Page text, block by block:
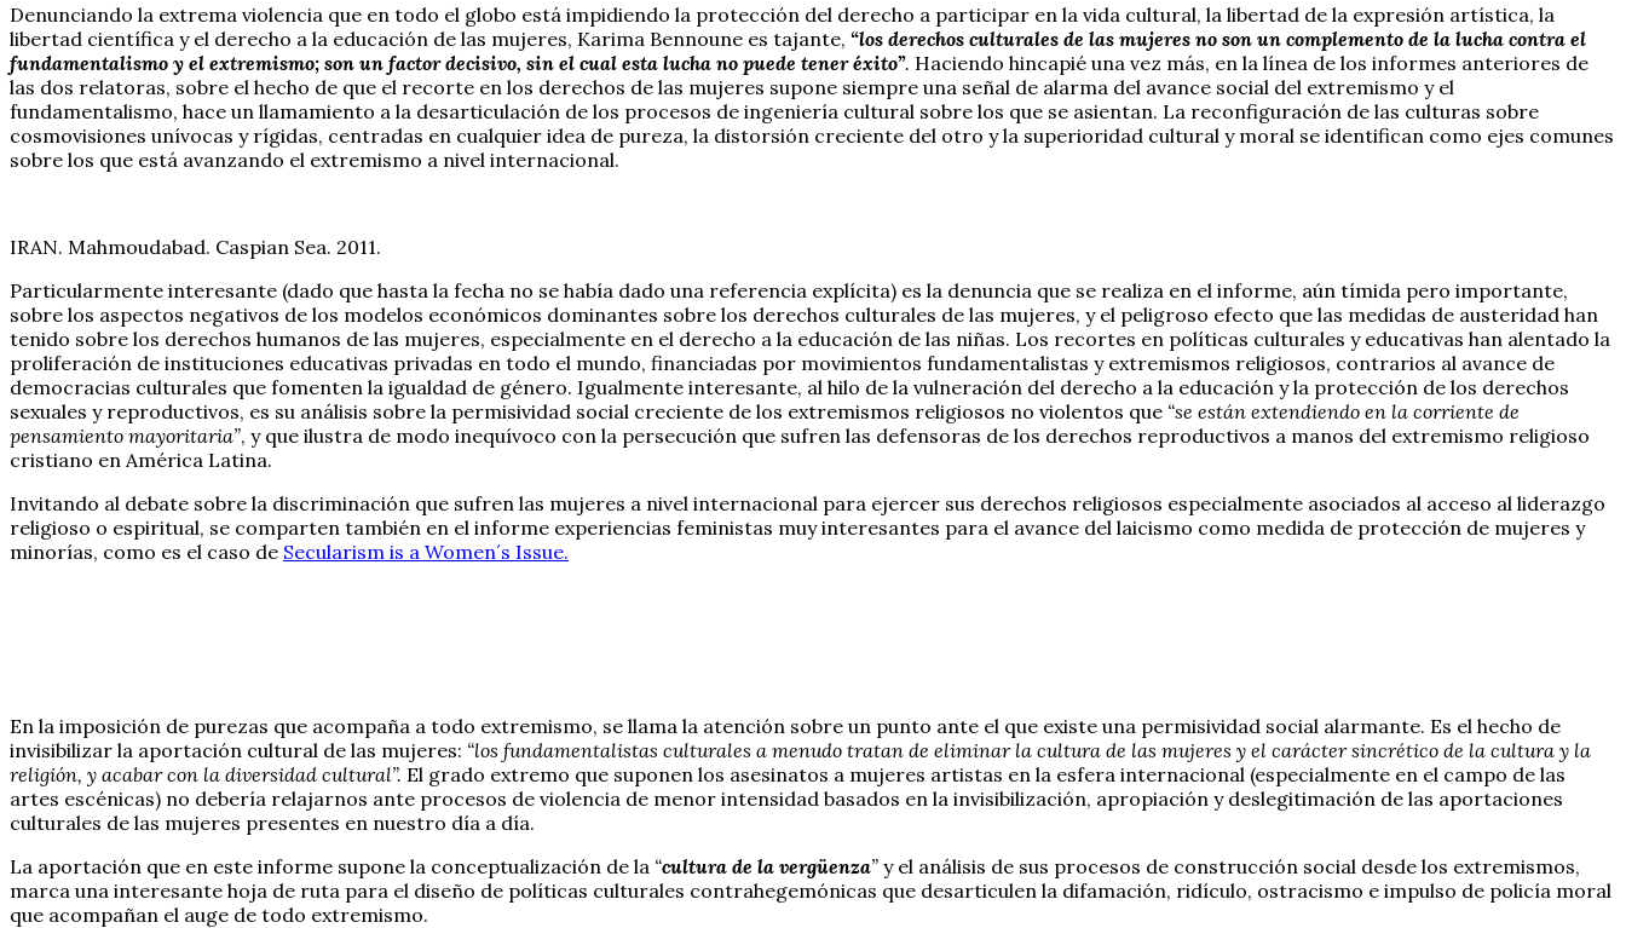
Denunciando la extrema violencia que en todo el globo está impidiendo la protección del derecho a participar en la vida cultural, la libertad de la expresión artística, la
libertad científica y el derecho a la educación de las mujeres, Karima Bennoune es tajante, “los derechos culturales de las mujeres no son un complemento de la lucha contra el
fundamentalismo y el extremismo; son un factor decisivo, sin el cual esta lucha no puede tener éxito”. Haciendo hincapié una vez más, en la línea de los informes anteriores de
las dos relatoras, sobre el hecho de que el recorte en los derechos de las mujeres supone siempre una señal de alarma del avance social del extremismo y el
fundamentalismo, hace un llamamiento a la desarticulación de los procesos de ingeniería cultural sobre los que se asientan. La reconfiguración de las culturas sobre
cosmovisiones unívocas y rígidas, centradas en cualquier idea de pureza, la distorsión creciente del otro y la superioridad cultural y moral se identifican como ejes comunes
sobre los que está avanzando el extremismo a nivel internacional.
IRAN. Mahmoudabad. Caspian Sea. 2011.
Particularmente interesante (dado que hasta la fecha no se había dado una referencia explícita) es la denuncia que se realiza en el informe, aún tímida pero importante,
sobre los aspectos negativos de los modelos económicos dominantes sobre los derechos culturales de las mujeres, y el peligroso efecto que las medidas de austeridad han
tenido sobre los derechos humanos de las mujeres, especialmente en el derecho a la educación de las niñas. Los recortes en políticas culturales y educativas han alentado la
proliferación de instituciones educativas privadas en todo el mundo, financiadas por movimientos fundamentalistas y extremismos religiosos, contrarios al avance de
democracias culturales que fomenten la igualdad de género. Igualmente interesante, al hilo de la vulneración del derecho a la educación y la protección de los derechos
sexuales y reproductivos, es su análisis sobre la permisividad social creciente de los extremismos religiosos no violentos que “se están extendiendo en la corriente de
pensamiento mayoritaria”, y que ilustra de modo inequívoco con la persecución que sufren las defensoras de los derechos reproductivos a manos del extremismo religioso
cristiano en América Latina.
Invitando al debate sobre la discriminación que sufren las mujeres a nivel internacional para ejercer sus derechos religiosos especialmente asociados al acceso al liderazgo
religioso o espiritual, se comparten también en el informe experiencias feministas muy interesantes para el avance del laicismo como medida de protección de mujeres y
minorías, como es el caso de Secularism is a Women´s Issue.
En la imposición de purezas que acompaña a todo extremismo, se llama la atención sobre un punto ante el que existe una permisividad social alarmante. Es el hecho de
invisibilizar la aportación cultural de las mujeres: “los fundamentalistas culturales a menudo tratan de eliminar la cultura de las mujeres y el carácter sincrético de la cultura y la
religión, y acabar con la diversidad cultural”. El grado extremo que suponen los asesinatos a mujeres artistas en la esfera internacional (especialmente en el campo de las
artes escénicas) no debería relajarnos ante procesos de violencia de menor intensidad basados en la invisibilización, apropiación y deslegitimación de las aportaciones
culturales de las mujeres presentes en nuestro día a día.
La aportación que en este informe supone la conceptualización de la “cultura de la vergüenza” y el análisis de sus procesos de construcción social desde los extremismos,
marca una interesante hoja de ruta para el diseño de políticas culturales contrahegemónicas que desarticulen la difamación, ridículo, ostracismo e impulso de policía moral
que acompañan el auge de todo extremismo.